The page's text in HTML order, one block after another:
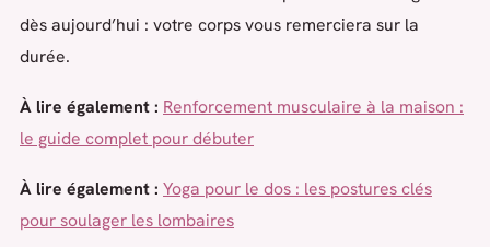
dès aujourd’hui : votre corps vous remerciera sur la
durée.
À lire également : Renforcement musculaire à la maison :
le guide complet pour débuter
À lire également : Yoga pour le dos : les postures clés
pour soulager les lombaires